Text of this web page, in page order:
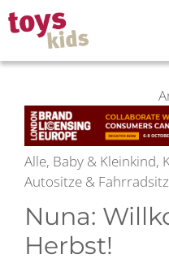
Zum
Inhalt
springen
Alle, Baby & Kleinkind,
Autositze &
Nuna:
Herbst!